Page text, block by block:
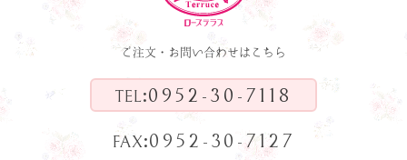
ご注文・お問い合わせはこちら
TEL:0952-30-7118
FAX:0952-30-7127